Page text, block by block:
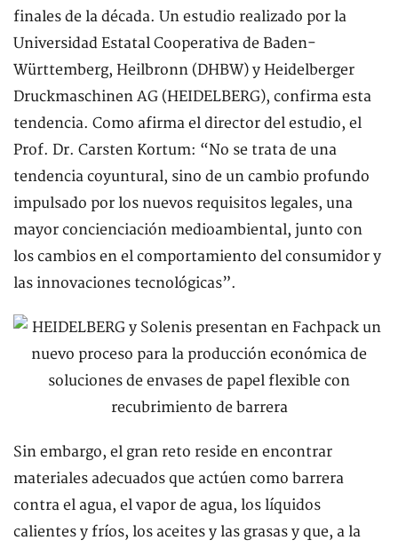
finales de la década. Un estudio realizado por la
Universidad Estatal Cooperativa de Baden-
Württemberg, Heilbronn (DHBW) y Heidelberger
Druckmaschinen AG (HEIDELBERG), confirma esta
tendencia. Como afirma el director del estudio, el
Prof. Dr. Carsten Kortum: “No se trata de una
tendencia coyuntural, sino de un cambio profundo
impulsado por los nuevos requisitos legales, una
mayor concienciación medioambiental, junto con
los cambios en el comportamiento del consumidor y
las innovaciones tecnológicas”.
Sin embargo, el gran reto reside en encontrar
materiales adecuados que actúen como barrera
contra el agua, el vapor de agua, los líquidos
calientes y fríos, los aceites y las grasas y que, a la